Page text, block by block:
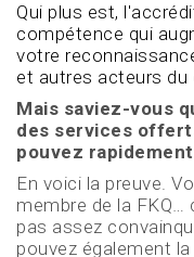
Qui plus est,
compétence qui
votre
et autres acteurs du
Mais saviez-vous
des services
pouvez
En voici la preuve.
membre de la FKQ…
pas assez
pouvez également la